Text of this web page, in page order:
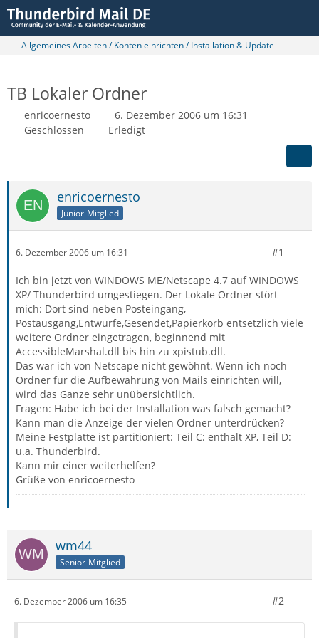
Allgemeines Arbeiten / Konten einrichten / Installation & Update
TB Lokaler Ordner
enricoernesto
6. Dezember 2006 um 16:31
Geschlossen
Erledigt
enricoernesto
Junior-Mitglied
6. Dezember 2006 um 16:31 #1
Ich bin jetzt von WINDOWS ME/Netscape 4.7 auf WINDOWS
XP/ Thunderbird umgestiegen. Der Lokale Ordner stört
mich: Dort sind neben Posteingang,
Postausgang,Entwürfe,Gesendet,Papierkorb entsetzlich viele
weitere Ordner eingetragen, beginnend mit
AccessibleMarshal.dll bis hin zu xpistub.dll.
Das war ich von Netscape nicht gewöhnt. Wenn ich noch
Ordner für die Aufbewahrung von Mails einrichten will,
wird das Ganze sehr unübersichtlich.
Fragen: Habe ich bei der Installation was falsch gemacht?
Kann man die Anzeige der vielen Ordner unterdrücken?
Meine Festplatte ist partitioniert: Teil C: enthält XP, Teil D:
u.a. Thunderbird.
Kann mir einer weiterhelfen?
Grüße von enricoernesto
wm44
Senior-Mitglied
6. Dezember 2006 um 16:35 #2